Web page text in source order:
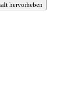
hervorheben